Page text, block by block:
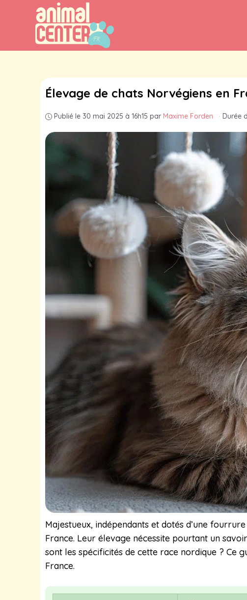
Élevage de chats Norvégiens en
Publié le 30 mai 2025 à 16h15 par Maxime Forden · Durée
Majestueux, indépendants et dotés d’une
France. Leur élevage nécessite pourtant un
sont les spécificités de cette race nordique ? Ce
France.